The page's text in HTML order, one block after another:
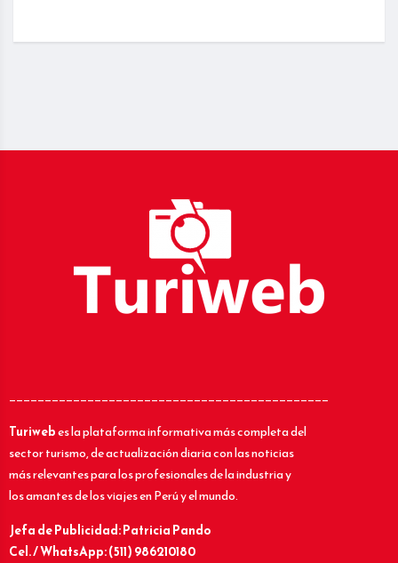
_____________________________________________
Turiwebes la plataforma informativa más completa del
sector turismo, de actualización diaria con las noticias
más relevantes para los profesionales de la industria y
los amantes de los viajes en Perú y el mundo.
Jefa de Publicidad: Patricia Pando
Cel. / WhatsApp: (511) 986210180